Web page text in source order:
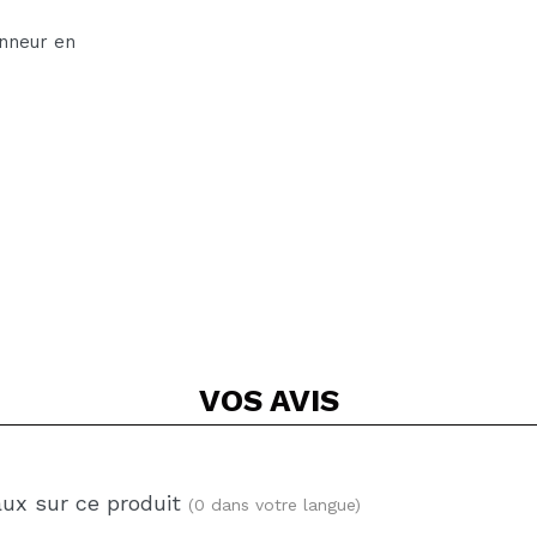
en
VOS AVIS
sur ce produit (0 dans votre langue)